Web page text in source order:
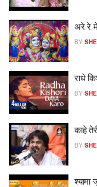
अरे रे
BY
राधे
BY
काहे
BY
श्यामा